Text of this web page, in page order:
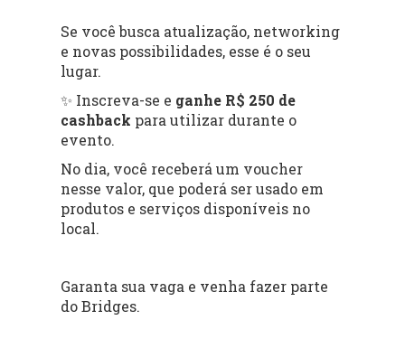
Se você busca atualização, networking
e novas possibilidades, esse é o seu
lugar.
✨ Inscreva-se e ganhe R$ 250 de
cashback para utilizar durante o
evento.
No dia, você receberá um voucher
nesse valor, que poderá ser usado em
produtos e serviços disponíveis no
local.
Garanta sua vaga e venha fazer parte
do Bridges.